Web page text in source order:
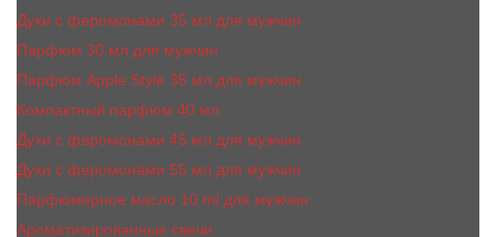
Духи с феромонами 35 мл для мужчин
Парфюм 30 мл для мужчин
Парфюм Apple Style 35 мл для мужчин
Компактный парфюм 40 мл
Духи с феромонами 45 мл для мужчин
Духи с феромонами 55 мл для мужчин
Парфюмерное масло 10 ml для мужчин
Ароматизированные свечи